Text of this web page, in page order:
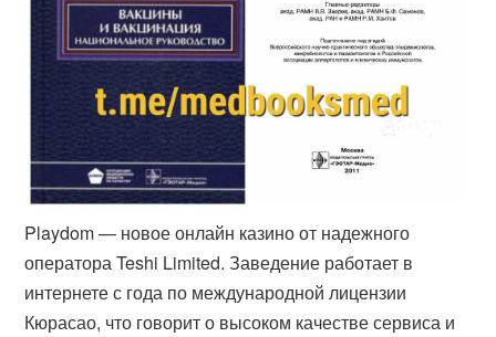
Playdom — новое онлайн казино от надежного
оператора Teshi Limited. Заведение работает в
интернете с года по международной лицензии
Кюрасао, что говорит о высоком качестве сервиса и